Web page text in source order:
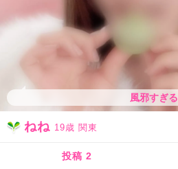
風邪すぎる
ねね 19歳 関東
投稿 2